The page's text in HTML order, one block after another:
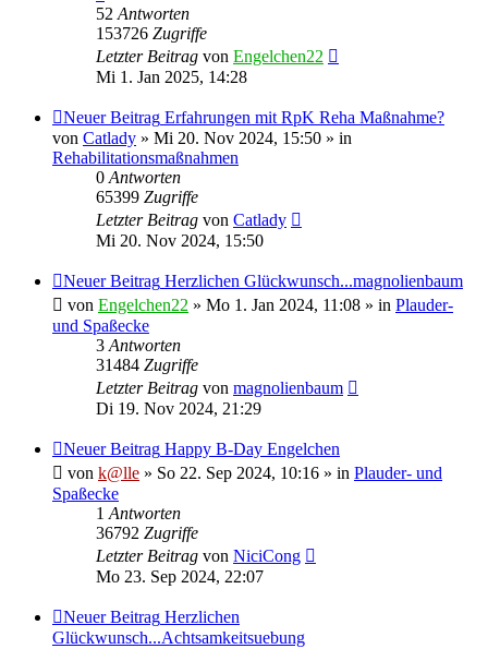
52Antworten
153726 Zugriffe
Letzter Beitrag von Engelchen22
Mi 1. Jan 2025, 14:28
Neuer Beitrag Erfahrungen mit RpK Reha Maßnahme?
von Catlady » Mi 20. Nov 2024, 15:50 » in
Rehabilitationsmaßnahmen
0Antworten
65399 Zugriffe
Letzter Beitrag von Catlady
Mi 20. Nov 2024, 15:50
Neuer Beitrag Herzlichen Glückwunsch...magnolienbaum
von Engelchen22 » Mo 1. Jan 2024, 11:08 » in Plauder-
und Spaßecke
3Antworten
31484 Zugriffe
Letzter Beitrag von magnolienbaum
Di 19. Nov 2024, 21:29
Neuer Beitrag Happy B-Day Engelchen
von k@lle » So 22. Sep 2024, 10:16 » in Plauder- und
Spaßecke
1Antworten
36792 Zugriffe
Letzter Beitrag von NiciCong
Mo 23. Sep 2024, 22:07
Neuer Beitrag Herzlichen
Glückwunsch...Achtsamkeitsuebung